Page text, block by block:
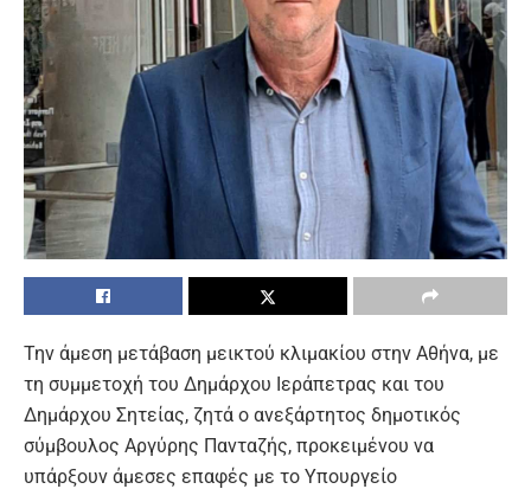
Την άμεση μετάβαση μεικτού κλιμακίου στην Αθήνα, με
τη συμμετοχή του Δημάρχου Ιεράπετρας και του
Δημάρχου Σητείας, ζητά ο ανεξάρτητος δημοτικός
σύμβουλος Αργύρης Πανταζής, προκειμένου να
υπάρξουν άμεσες επαφές με το Υπουργείο